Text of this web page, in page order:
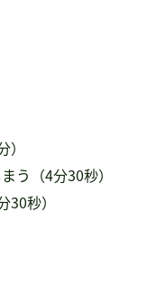
う（4分30秒）
秒）